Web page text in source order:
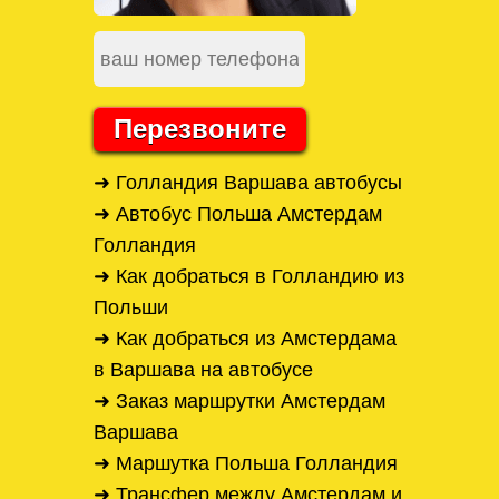
Перезвоните
➜ Голландия Варшава автобусы
➜ Автобус Польша Амстердам
Голландия
➜ Как добраться в Голландию из
Польши
➜ Как добраться из Амстердама
в Варшава на автобусе
➜ Заказ маршрутки Амстердам
Варшава
➜ Маршутка Польша Голландия